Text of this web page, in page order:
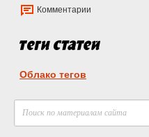
Комментарии
Облако тегов